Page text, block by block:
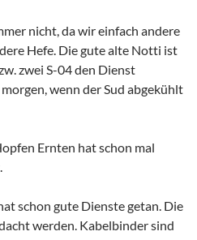
nicht, da wir einfach andere
Hefe. Die gute alte Notti ist
zwei S-04 den Dienst
wenn der Sud abgekühlt
Ernten hat schon mal
schon gute Dienste getan. Die
werden. Kabelbinder sind